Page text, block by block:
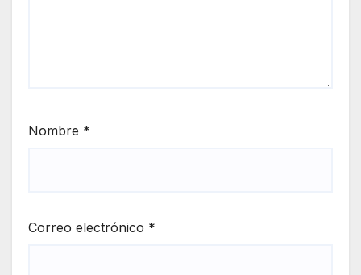
Nombre *
Correo electrónico *